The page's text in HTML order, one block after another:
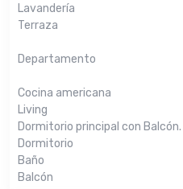
Lavandería
Terraza
Departamento
Cocina americana
Living
Dormitorio principal con Balcón.
Dormitorio
Baño
Balcón